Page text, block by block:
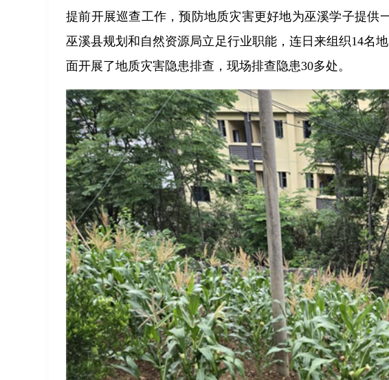
提前开展巡查工作，预防地质灾害更好地为巫溪学子提供
巫溪县规划和自然资源局立足行业职能，连日来组织14名
面开展了地质灾害隐患排查，现场排查隐患30多处。